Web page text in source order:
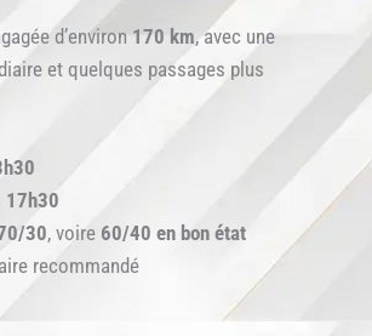
d’environ 170 km, avec une
et quelques passages plus
17h30
30, voire 60/40 en bon état
recommandé